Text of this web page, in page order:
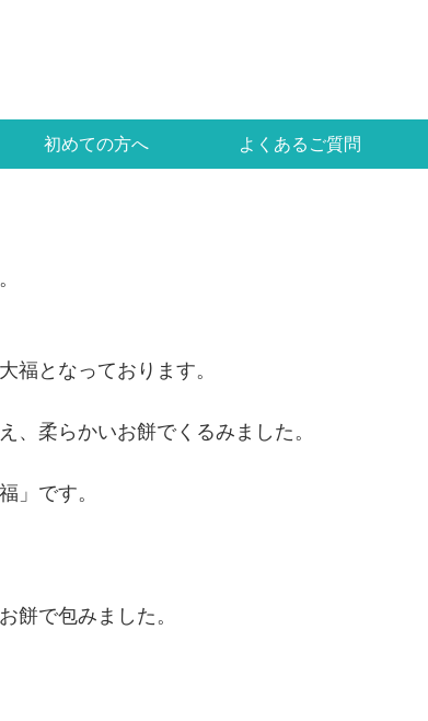
初めての方へ よくあるご質問
福となっております。
、柔らかいお餅でくるみました。
」です。
餅で包みました。